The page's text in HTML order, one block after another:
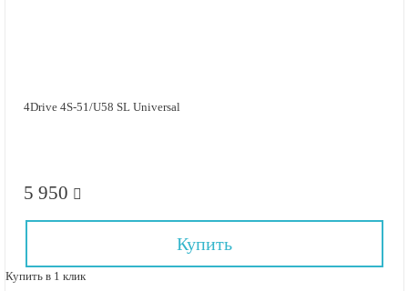
4Drive 4S-51/U58 SL Universal
5 950
Купить
Купить в 1 клик